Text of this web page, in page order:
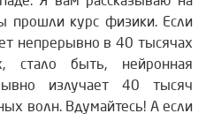
прошли курс физики. Если
непрерывно в 40 тысячах
стало быть, нейронная
излучает 40 тысяч
волн. Вдумайтесь! А если